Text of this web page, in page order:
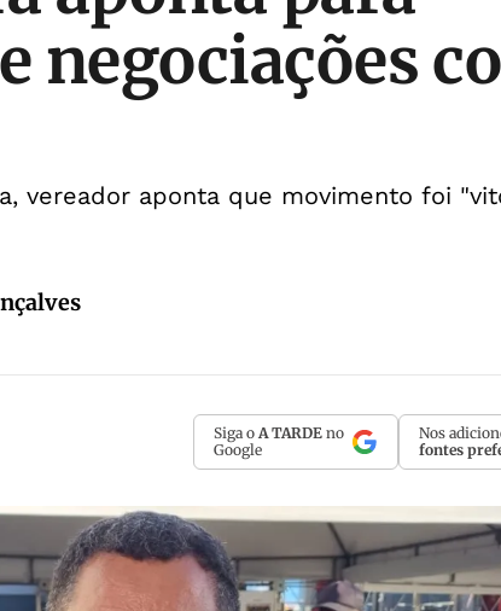
negociações
vereador aponta que movimento foi
Siga o A TARDE no
Google
Nos
fontes